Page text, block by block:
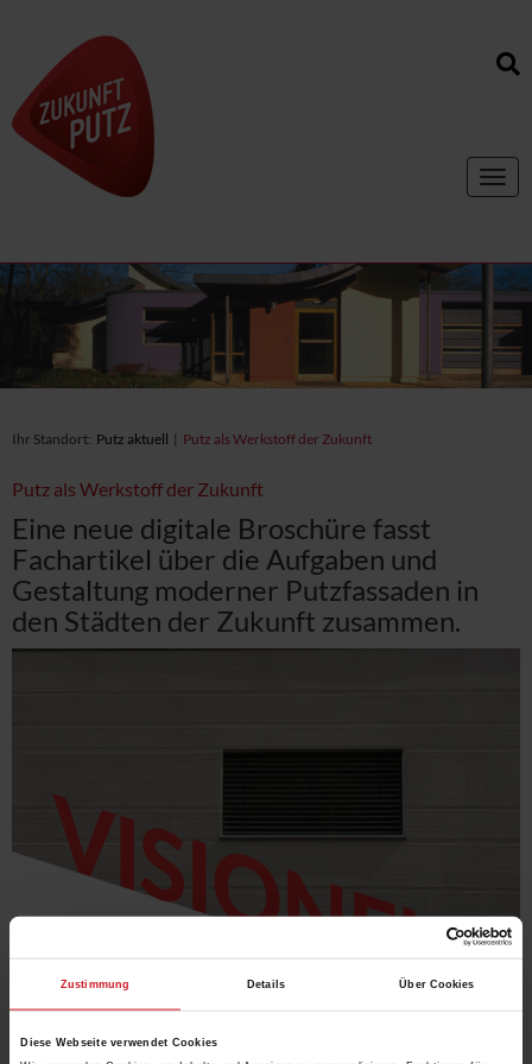
Zustimmung Details Über Cookies
Diese Webseite verwendet Cookies
Ihr Standort: Putz aktuell | Putz als Werkstoff der Zukunft
Putz als Werkstoff der Zukunft
Eine neue digitale Broschüre fasst
Fachartikel über die Aufgaben und
Gestaltung moderner Putzfassaden in
den Städten der Zukunft zusammen.